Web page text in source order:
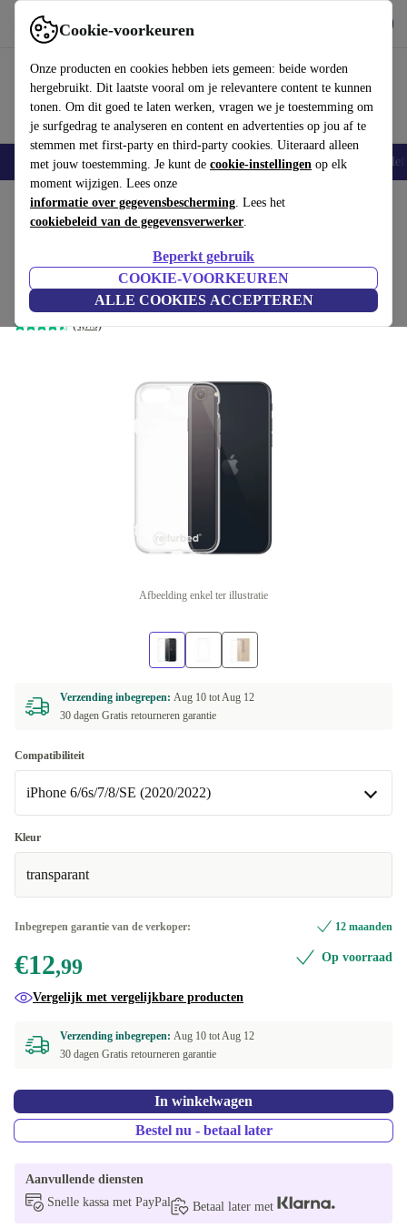
Cookie-voorkeuren
Onze producten en cookies hebben iets gemeen: beide worden
hergebruikt. Dit laatste vooral om je relevantere content te kunnen
tonen. Om dit goed te laten werken, vragen we je toestemming om
je surfgedrag te analyseren en content en advertenties op jou af te
stemmen met first-party en third-party cookies. Uiteraard alleen
met jouw toestemming. Je kunt de cookie-instellingen op elk
moment wijzigen. Lees onze
informatie over gegevensbescherming. Lees het
cookiebeleid van de gegevensverwerker.
Beperkt gebruik
COOKIE-VOORKEUREN
ALLE COOKIES ACCEPTEREN
Gebruik refurbed snel en eenvoudig
Smartphones Laptops Tablets Smartwatches Accessoires
Home Producten Toebehoor Smartphones accessoires
Duurzaam telefoonhoesje
Refurbed
iPhone 6/6s/7/8/SE (2020/2022) | transparant
(4,7/5)
€12,99
Afbeelding enkel ter illustratie
Verzending inbegrepen: Aug 10 totAug 12
30 dagen Gratis retourneren garantie
Compatibiliteit
iPhone 6/6s/7/8/SE (2020/2022)
Samsung Galaxy A50/A50s/A30s
Samsung Galaxy S21 5G
iPhone 11 Pro +€4
iPhone 12 mini
iPhone 12/12 Pro
iPhone 13 Pro Max +€4
iPhone 13/14
Kleur
transparant
Inbegrepen garantie van de verkoper: 12 maanden
€12,99 Op voorraad
Vergelijk met vergelijkbare producten
Verzending inbegrepen: Aug 10 totAug 12
30 dagen Gratis retourneren garantie
In winkelwagen
Bestel nu - betaal later
Aanvullende diensten
Snelle kassa met PayPal
Betaal later met